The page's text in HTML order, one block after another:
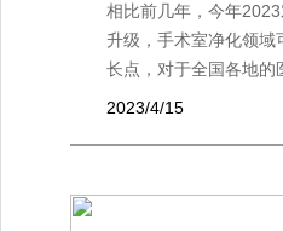
相比前几年，今年
升级，手术室净化领
长点，对于全国各地的
我们也在去年年底进行
2023/4/15